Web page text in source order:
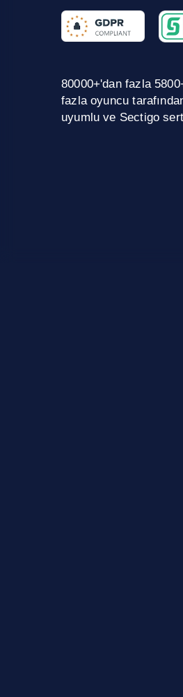
80000+'dan fazla
fazla oyuncu
uyumlu ve Sectigo